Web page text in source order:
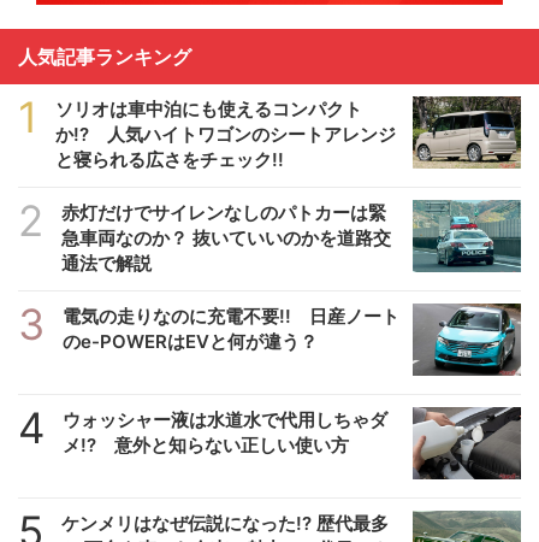
人気記事ランキング
1
ソリオは車中泊にも使えるコンパクト
か!? 人気ハイトワゴンのシートアレンジ
と寝られる広さをチェック!!
2
赤灯だけでサイレンなしのパトカーは緊
急車両なのか？ 抜いていいのかを道路交
通法で解説
3
電気の走りなのに充電不要!! 日産ノート
のe-POWERはEVと何が違う？
4
ウォッシャー液は水道水で代用しちゃダ
メ!? 意外と知らない正しい使い方
5
ケンメリはなぜ伝説になった!? 歴代最多